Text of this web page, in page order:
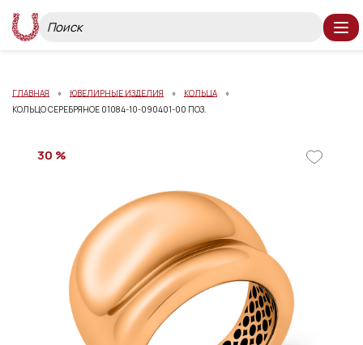
ГЛАВНАЯ ЮВЕЛИРНЫЕ ИЗДЕЛИЯ
КОЛЬЦА
КОЛЬЦО СЕРЕБРЯНОЕ 01084-10-090401-00 ПОЗ.
30 %